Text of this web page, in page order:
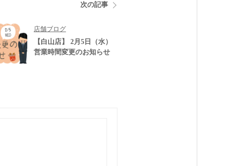
次の記事
店舗ブログ
【白山店】 2月5日（水）
営業時間変更のお知らせ